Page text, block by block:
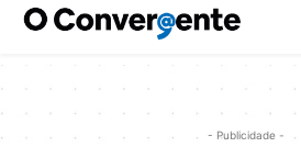
- Publicidade -